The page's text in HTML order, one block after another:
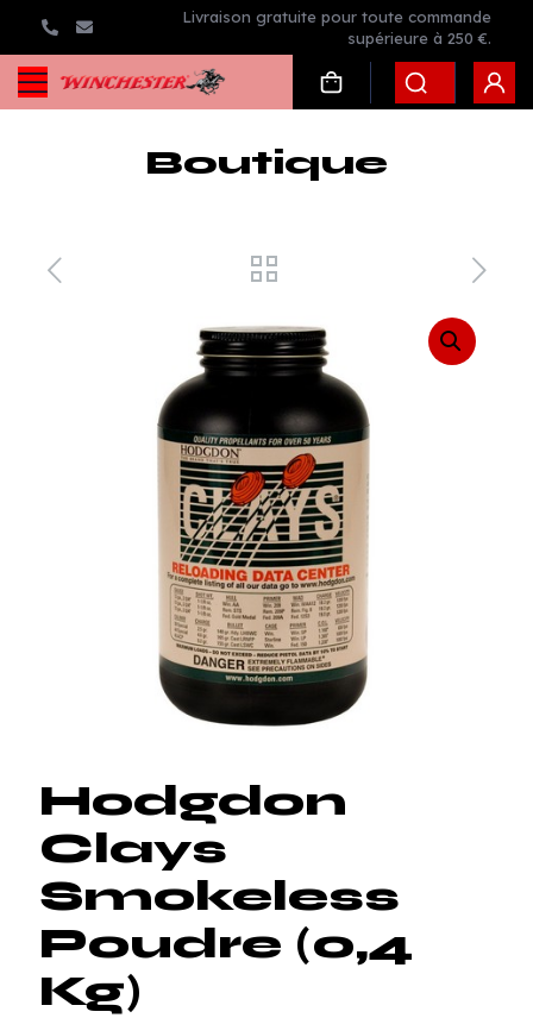
Livraison gratuite pour toute commande
supérieure à 250 €.
Boutique
Hodgdon
Clays
Smokeless
Poudre (0,4
Kg)